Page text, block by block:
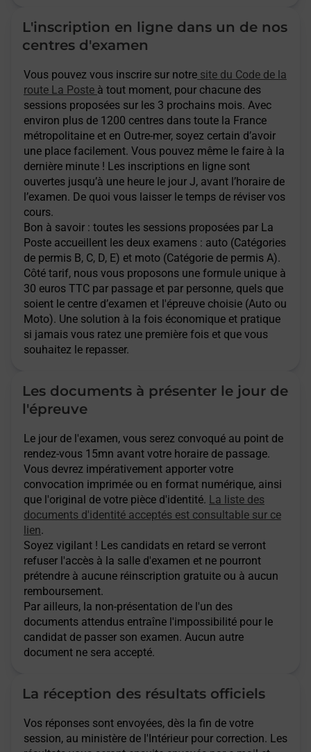
L'inscription en ligne dans un de nos
centres d'examen
Vous pouvez vous inscrire sur notre site du Code de la
route La Poste à tout moment, pour chacune des
sessions proposées sur les 3 prochains mois. Avec
environ plus de 1200 centres dans toute la France
métropolitaine et en Outre-mer, soyez certain d’avoir
une place facilement. Vous pouvez même le faire à la
dernière minute ! Les inscriptions en ligne sont
ouvertes jusqu’à une heure le jour J, avant l’horaire de
l’examen. De quoi vous laisser le temps de réviser vos
cours.
Bon à savoir : toutes les sessions proposées par La
Poste accueillent les deux examens : auto (Catégories
de permis B, C, D, E) et moto (Catégorie de permis A).
Côté tarif, nous vous proposons une formule unique à
30 euros TTC par passage et par personne, quels que
soient le centre d’examen et l'épreuve choisie (Auto ou
Moto). Une solution à la fois économique et pratique
si jamais vous ratez une première fois et que vous
souhaitez le repasser.
Les documents à présenter le jour de
l'épreuve
Le jour de l'examen, vous serez convoqué au point de
rendez-vous 15mn avant votre horaire de passage.
Vous devrez impérativement apporter votre
convocation imprimée ou en format numérique, ainsi
que l'original de votre pièce d'identité. La liste des
documents d'identité acceptés est consultable sur ce
lien.
Soyez vigilant ! Les candidats en retard se verront
refuser l'accès à la salle d'examen et ne pourront
prétendre à aucune réinscription gratuite ou à aucun
remboursement.
Par ailleurs, la non-présentation de l'un des
documents attendus entraîne l'impossibilité pour le
candidat de passer son examen. Aucun autre
document ne sera accepté.
La réception des résultats officiels
Vos réponses sont envoyées, dès la fin de votre
session, au ministère de l'Intérieur pour correction. Les